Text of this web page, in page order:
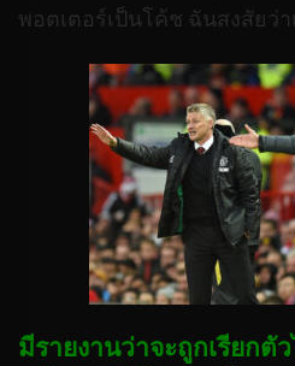
พอตเตอร์เป็นโค้ช ฉันสงสัยว่
มีรายงานว่าจะถูกเรียกตั